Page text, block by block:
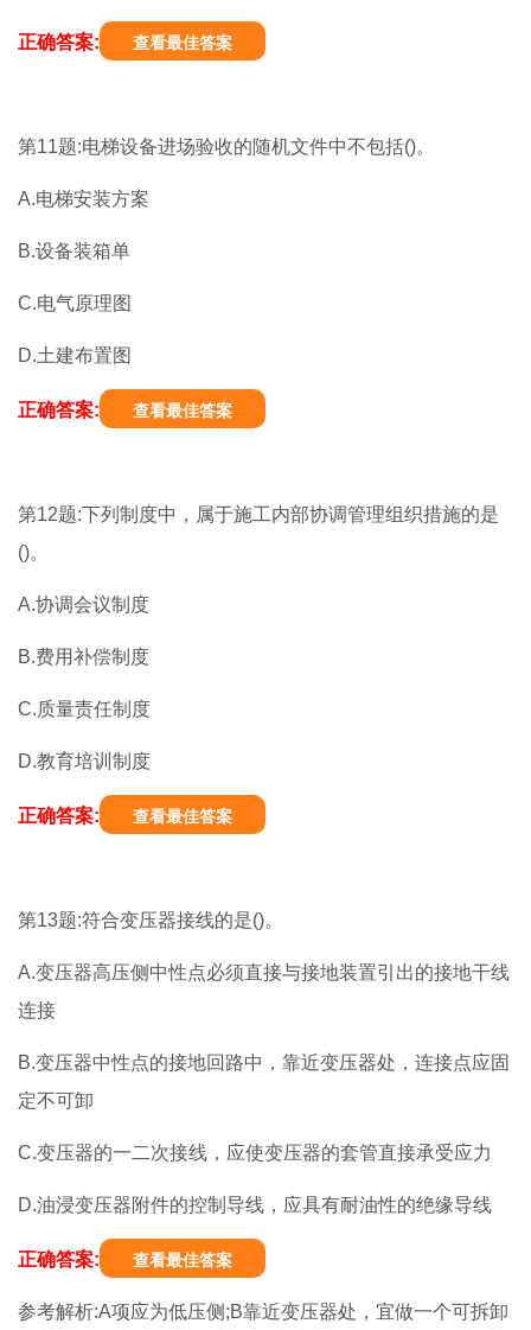
正确答案: 查看最佳答案
第11题:电梯设备进场验收的随机文件中不包括()。
A.电梯安装方案
B.设备装箱单
C.电气原理图
D.土建布置图
正确答案: 查看最佳答案
第12题:下列制度中，属于施工内部协调管理组织措施的是
()。
A.协调会议制度
B.费用补偿制度
C.质量责任制度
D.教育培训制度
正确答案: 查看最佳答案
第13题:符合变压器接线的是()。
A.变压器高压侧中性点必须直接与接地装置引出的接地干线
连接
B.变压器中性点的接地回路中，靠近变压器处，连接点应固
定不可卸
C.变压器的一二次接线，应使变压器的套管直接承受应力
D.油浸变压器附件的控制导线，应具有耐油性的绝缘导线
正确答案: 查看最佳答案
参考解析:A项应为低压侧;B靠近变压器处，宜做一个可拆卸